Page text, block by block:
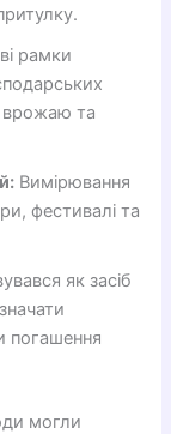
рамки
врожаю та
Вимірювання
фестивалі та
як засіб
погашення
могли